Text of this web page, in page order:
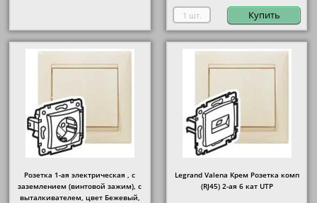
Купить
Розетка 1-ая электрическая , с
заземлением (винтовой зажим), с
выталкивателем, цвет Бежевый,
Legrand Valena Крем Розетка комп
(RJ45) 2-ая 6 кат UTP